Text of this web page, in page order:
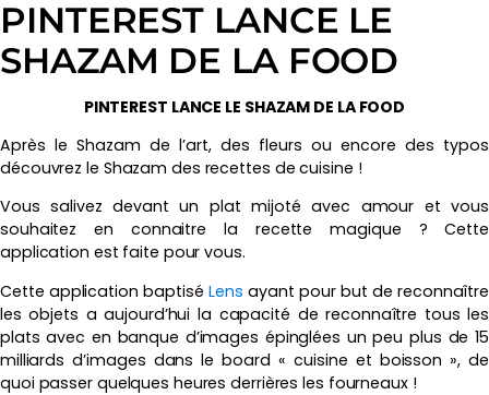
PINTEREST LANCE LE
SHAZAM DE LA FOOD
PINTEREST LANCE LE SHAZAM DE LA FOOD
Après le Shazam de l’art, des fleurs ou encore des typos
découvrez le Shazam des recettes de cuisine !
Vous salivez devant un plat mijoté avec amour et vous
souhaitez en connaitre la recette magique ? Cette
application est faite pour vous.
Cette application baptisé Lens ayant pour but de reconnaître
les objets a aujourd’hui la capacité de reconnaître tous les
plats avec en banque d’images épinglées un peu plus de 15
milliards d’images dans le board « cuisine et boisson », de
quoi passer quelques heures derrières les fourneaux !